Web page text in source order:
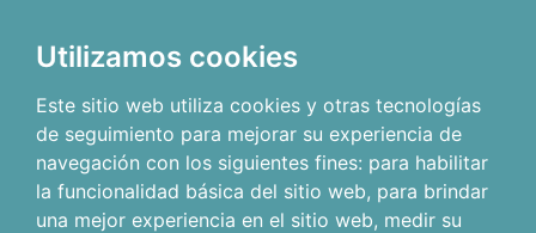
Utilizamos cookies
Este sitio web utiliza cookies y otras tecnologías
de seguimiento para mejorar su experiencia de
navegación con los siguientes fines: para habilitar
la funcionalidad básica del sitio web, para brindar
una mejor experiencia en el sitio web, medir su